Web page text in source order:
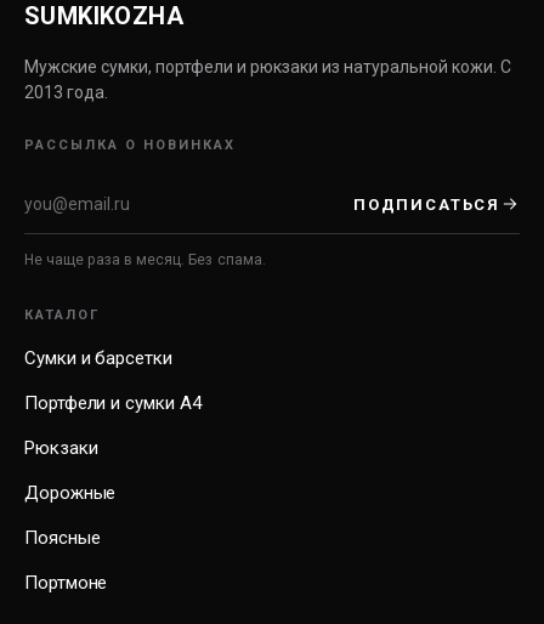
SUMKIKOZHA
Мужские сумки, портфели и рюкзаки из натуральной кожи. С
2013 года.
РАССЫЛКА О НОВИНКАХ
ПОДПИСАТЬСЯ
Не чаще раза в месяц. Без спама.
КАТАЛОГ
Сумки и барсетки
Портфели и сумки А4
Рюкзаки
Дорожные
Поясные
Портмоне